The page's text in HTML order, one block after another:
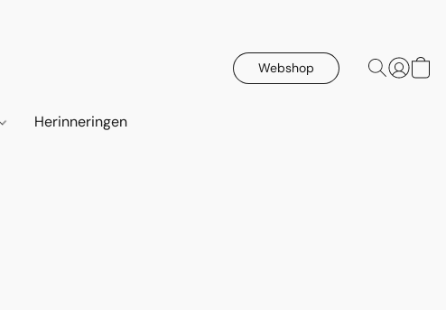
Webshop
Herinneringen